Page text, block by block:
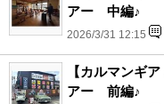
アー 中編♪
2026/3/31 12:15
【カルマンギ
アー 前編♪